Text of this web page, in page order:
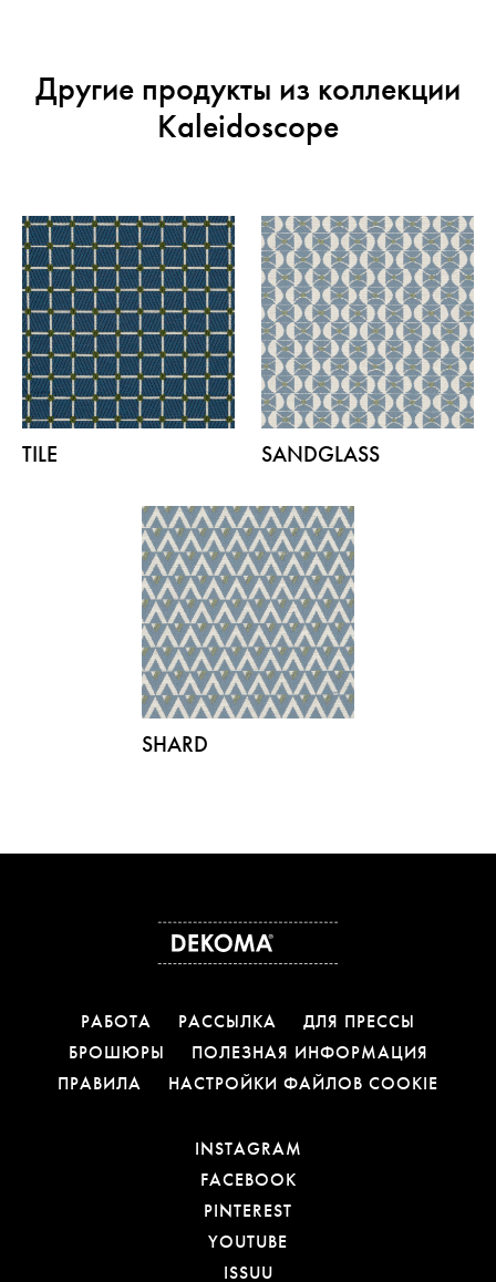
Другие продукты из коллекции
Kaleidoscope
TILE SANDGLASS
SHARD
РАБОТА РАССЫЛКА
ДЛЯ ПРЕССЫ
БРОШЮРЫ
ПОЛЕЗНАЯ ИНФОРМАЦИЯ
ПРАВИЛА
НАСТРОЙКИ ФАЙЛОВ COOKIE
INSTAGRAM
FACEBOOKССЫЛКА ОТКРОЕТСЯ
PINTEREST
YOUTUBE
ISSUUССЫЛКА ОТКРОЕТСЯ В